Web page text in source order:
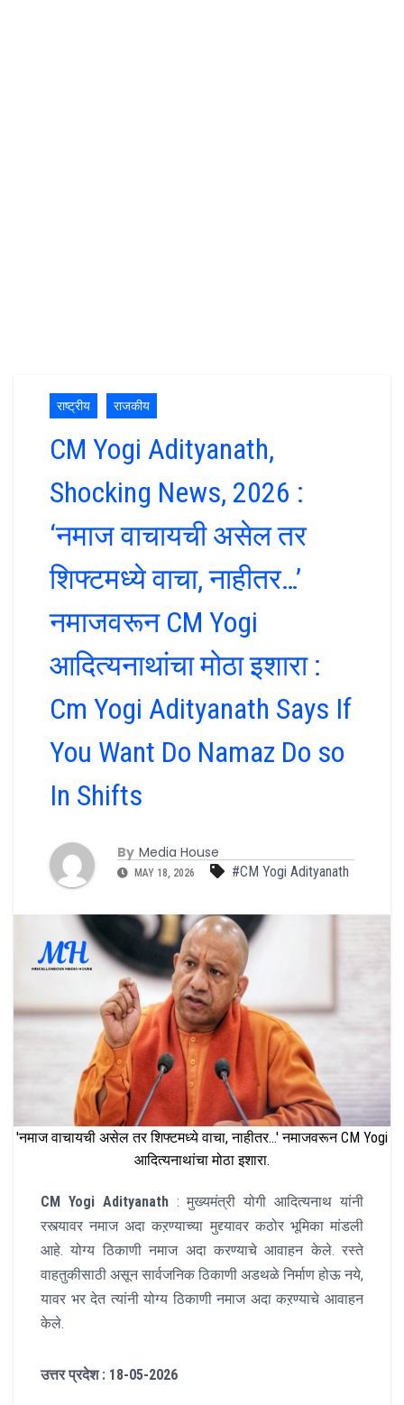
राष्ट्रीय राजकीय
CM Yogi Adityanath,
Shocking News, 2026 :
‘नमाज वाचायची असेल तर
शिफ्टमध्ये वाचा, नाहीतर…’
नमाजवरून CM Yogi
आदित्यनाथांचा मोठा इशारा :
Cm Yogi Adityanath Says If
You Want Do Namaz Do so
In Shifts
By Media House
MAY 18, 2026 #CM Yogi Adityanath
'नमाज वाचायची असेल तर शिफ्टमध्ये वाचा, नाहीतर...' नमाजवरून CM Yogi
आदित्यनाथांचा मोठा इशारा.
CM Yogi Adityanath: मुख्यमंत्री योगी आदित्यनाथ यांनी
रस्त्यावर नमाज अदा कऱण्याच्या मुद्द्यावर कठोर भूमिका मांडली
आहे. योग्य ठिकाणी नमाज अदा करण्याचे आवाहन केले. रस्ते
वाहतुकीसाठी असून सार्वजनिक ठिकाणी अडथळे निर्माण होऊ नये,
यावर भर देत त्यांनी योग्य ठिकाणी नमाज अदा कऱण्याचे आवाहन
केले.
उत्तर प्रदेश : 18-05-2026